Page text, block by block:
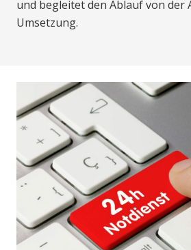
und begleitet den Ablauf von der
Umsetzung.